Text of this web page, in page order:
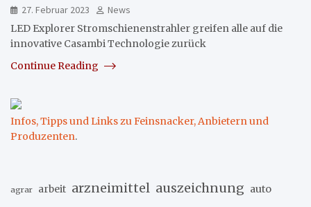
27. Februar 2023
News
LED Explorer Stromschienenstrahler greifen alle auf die
innovative Casambi Technologie zurück
Continue Reading
Infos, Tipps und Links zu Feinsnacker, Anbietern und
Produzenten.
agrar arbeit arzneimittel auszeichnung auto